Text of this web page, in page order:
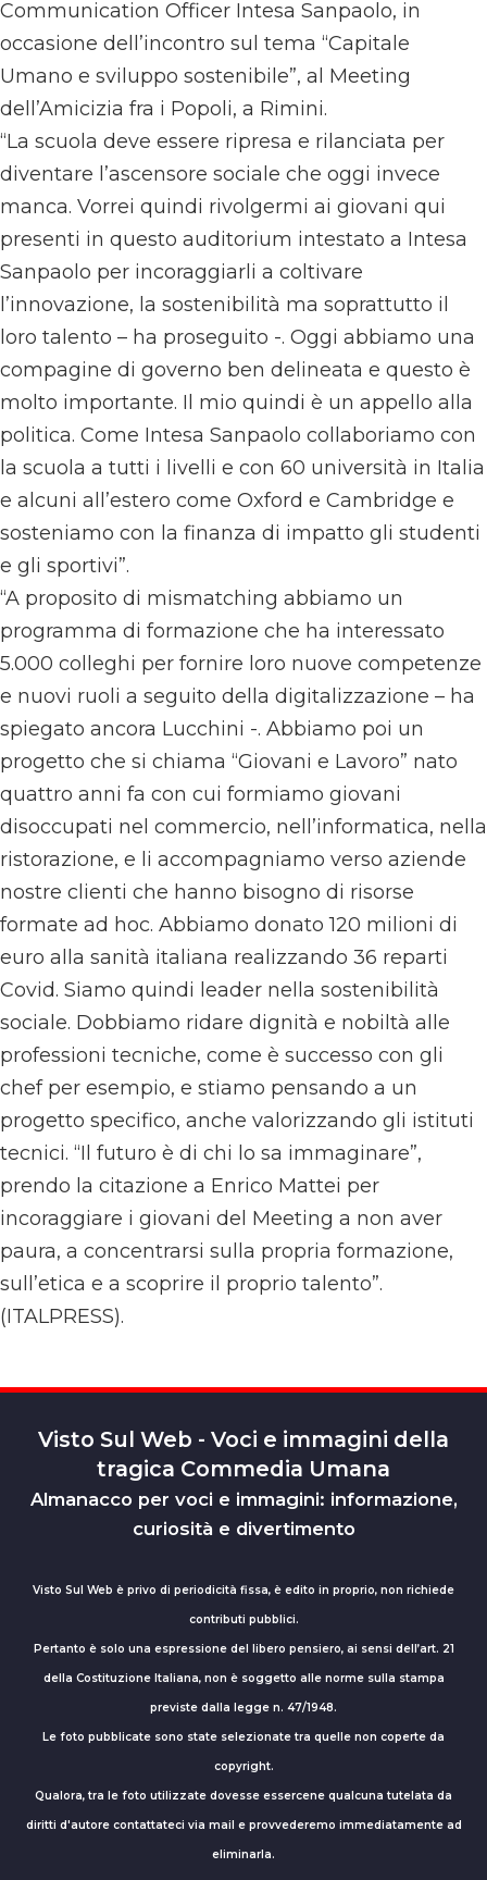
Communication Officer Intesa Sanpaolo, in
occasione dell’incontro sul tema “Capitale
Umano e sviluppo sostenibile”, al Meeting
dell’Amicizia fra i Popoli, a Rimini.
“La scuola deve essere ripresa e rilanciata per
diventare l’ascensore sociale che oggi invece
manca. Vorrei quindi rivolgermi ai giovani qui
presenti in questo auditorium intestato a Intesa
Sanpaolo per incoraggiarli a coltivare
l’innovazione, la sostenibilità ma soprattutto il
loro talento – ha proseguito -. Oggi abbiamo una
compagine di governo ben delineata e questo è
molto importante. Il mio quindi è un appello alla
politica. Come Intesa Sanpaolo collaboriamo con
la scuola a tutti i livelli e con 60 università in Italia
e alcuni all’estero come Oxford e Cambridge e
sosteniamo con la finanza di impatto gli studenti
e gli sportivi”.
“A proposito di mismatching abbiamo un
programma di formazione che ha interessato
5.000 colleghi per fornire loro nuove competenze
e nuovi ruoli a seguito della digitalizzazione – ha
spiegato ancora Lucchini -. Abbiamo poi un
progetto che si chiama “Giovani e Lavoro” nato
quattro anni fa con cui formiamo giovani
disoccupati nel commercio, nell’informatica, nella
ristorazione, e li accompagniamo verso aziende
nostre clienti che hanno bisogno di risorse
formate ad hoc. Abbiamo donato 120 milioni di
euro alla sanità italiana realizzando 36 reparti
Covid. Siamo quindi leader nella sostenibilità
sociale. Dobbiamo ridare dignità e nobiltà alle
professioni tecniche, come è successo con gli
chef per esempio, e stiamo pensando a un
progetto specifico, anche valorizzando gli istituti
tecnici. “Il futuro è di chi lo sa immaginare”,
prendo la citazione a Enrico Mattei per
incoraggiare i giovani del Meeting a non aver
paura, a concentrarsi sulla propria formazione,
sull’etica e a scoprire il proprio talento”.
(ITALPRESS).
Visto Sul Web - Voci e immagini della
tragica Commedia Umana
Almanacco per voci e immagini: informazione,
curiosità e divertimento
Visto Sul Web è privo di periodicità fissa, è edito in proprio, non richiede
contributi pubblici.
Pertanto è solo una espressione del libero pensiero, ai sensi dell’art. 21
della Costituzione Italiana, non è soggetto alle norme sulla stampa
previste dalla legge n. 47/1948.
Le foto pubblicate sono state selezionate tra quelle non coperte da
copyright.
Qualora, tra le foto utilizzate dovesse essercene qualcuna tutelata da
diritti d'autore contattateci via mail e provvederemo immediatamente ad
eliminarla.